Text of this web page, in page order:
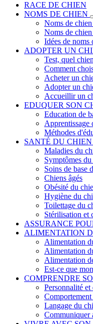
RACE DE CHIEN
NOMS DE CHIEN
Noms de
Noms de
Idées de noms
ADOPTER UN
Test, quel
Comment
Acheter un
Adopter un
Accueillir un
EDUQUER SON
Education de
Apprentissage
Méthodes
SANTÉ DU CHIEN
Maladies du
Symptômes
Soins de base
Chiens âgés
Obésité du
Hygiène du
Toilettage du
Stérilisation et
ASSURANCE
ALIMENTATION
Alimentation
Alimentation
Alimentation
Est-ce que
COMPRENDRE
Personnalité et
Langage du
Communiquer